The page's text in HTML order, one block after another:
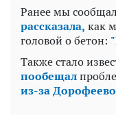
Ранее мы
рассказала, как
головой о бетон:
Также стало
пообещал
из-за